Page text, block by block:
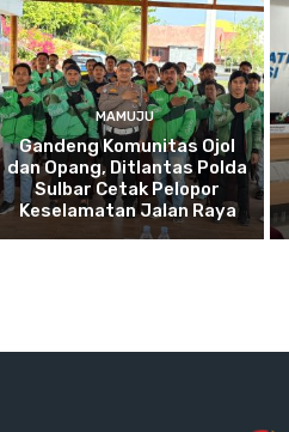
MAMUJU
Gandeng Komunitas Ojol
dan Opang, Ditlantas Polda
Sulbar Cetak Pelopor
Keselamatan Jalan Raya